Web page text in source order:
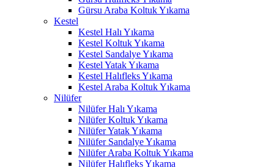
panel
Gürsu Araba Koltuk Yıkama
Kestel
Kestel Halı Yıkama
Kestel Koltuk Yıkama
Kestel Sandalye Yıkama
Kestel Yatak Yıkama
Kestel Halıfleks Yıkama
Kestel Araba Koltuk Yıkama
Nilüfer
Nilüfer Halı Yıkama
Nilüfer Koltuk Yıkama
Nilüfer Yatak Yıkama
Nilüfer Sandalye Yıkama
Nilüfer Araba Koltuk Yıkama
Nilüfer Halıfleks Yıkama